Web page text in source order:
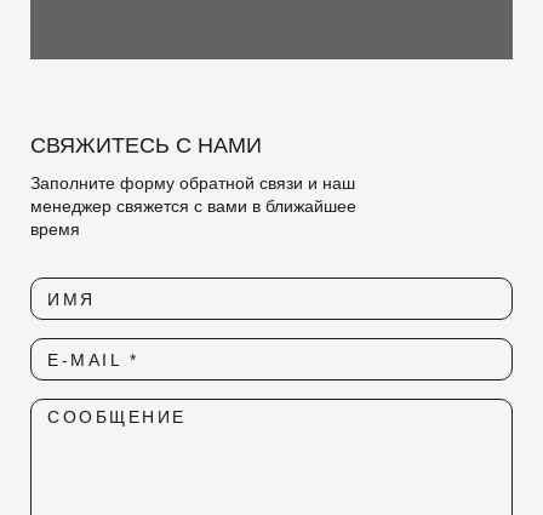
СВЯЖИТЕСЬ С НАМИ
Заполните форму обратной связи и наш
менеджер свяжется с вами в ближайшее
время
ИМЯ
СООБЩЕНИЕ
E-MAIL *